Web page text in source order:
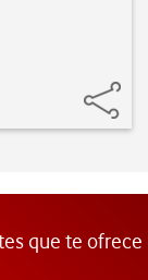
que te ofrece